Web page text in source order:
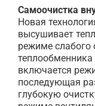
Самоочистка
Новая
высушивает
режиме слабого
включается
последующая
глубокую